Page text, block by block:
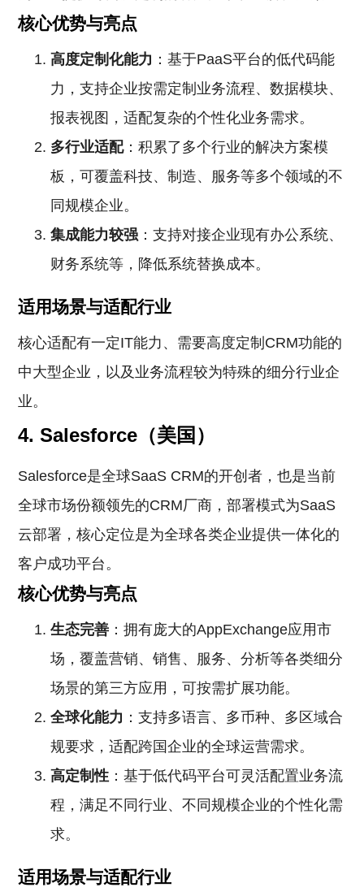
核心优势与亮点
高度定制化能力 ：基于PaaS平台的低代码能
力，支持企业按需定制业务流程、数据模块、
报表视图，适配复杂的个性化业务需求。
多行业适配：积累了多个行业的解决方案模
板，可覆盖科技、制造、服务等多个领域的不
同规模企业。
集成能力较强 ：支持对接企业现有办公系统、
财务系统等，降低系统替换成本。
适用场景与适配行业
核心适配有一定IT能力、需要高度定制CRM功能的
中大型企业，以及业务流程较为特殊的细分行业企
业。
4. Salesforce（美国）
Salesforce是全球SaaS CRM的开创者，也是当前
全球市场份额领先的CRM厂商，部署模式为SaaS
云部署，核心定位是为全球各类企业提供一体化的
客户成功平台。
核心优势与亮点
生态完善 ：拥有庞大的AppExchange应用市
场，覆盖营销、销售、服务、分析等各类细分
场景的第三方应用，可按需扩展功能。
全球化能力 ：支持多语言、多币种、多区域合
规要求，适配跨国企业的全球运营需求。
高定制性 ：基于低代码平台可灵活配置业务流
程，满足不同行业、不同规模企业的个性化需
求。
适用场景与适配行业